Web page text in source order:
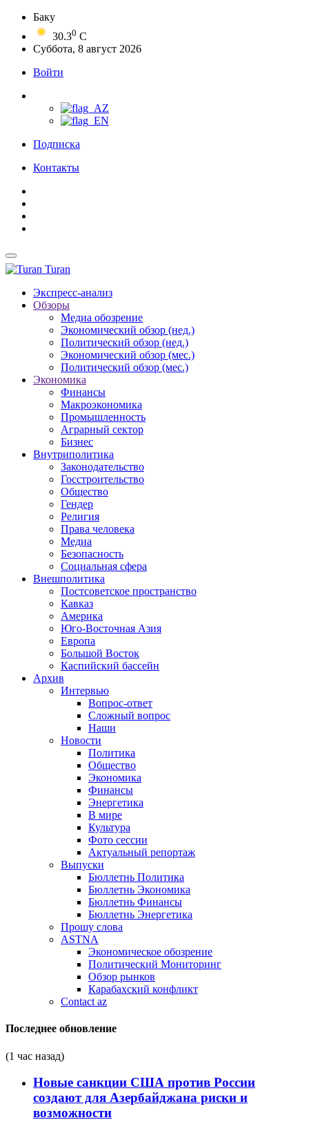
Баку
30.30 C
Суббота, 8 август 2026
Войти
Подписка
Контакты
Turan
Экспресс-анализ
Обзоры
Медиа обозрение
Экономический обзор (нед.)
Политический обзор (нед.)
Экономический обзор (мес.)
Политический обзор (мес.)
Экономика
Финансы
Макроэкономика
Промышленность
Аграрный сектор
Бизнес
Внутриполитика
Законодательство
Госстроительство
Общество
Гендер
Религия
Права человека
Медиа
Безопасность
Социальная сфера
Внешполитика
Постсоветское пространство
Кавказ
Америка
Юго-Восточная Азия
Европа
Большой Восток
Каспийский бассейн
Архив
Интервью
Вопрос-ответ
Сложный вопрос
Наши
Новости
Политика
Общество
Экономика
Финансы
Энергетика
В мире
Культура
Фото сессии
Актуальный репортаж
Выпуски
Бюллетнь Политика
Бюллетнь Экономика
Бюллетнь Финансы
Бюллетнь Энергетика
Прошу слова
ASTNA
Экономическое обозрение
Политический Мониторинг
Обзор рынков
Карабахский конфликт
Contact az
Последнее обновление
(1 час назад)
Новые санкции США против России
создают для Азербайджана риски и
возможности